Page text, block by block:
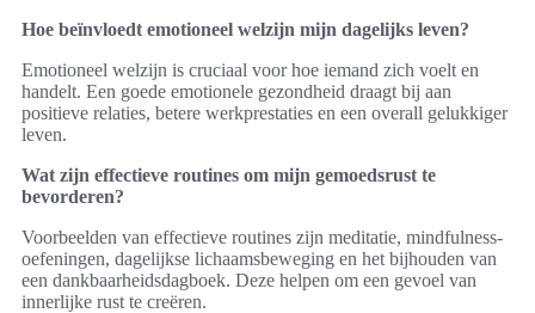
Hoe beïnvloedt emotioneel welzijn mijn dagelijks leven?
Emotioneel welzijn is cruciaal voor hoe iemand zich voelt en
handelt. Een goede emotionele gezondheid draagt bij aan
positieve relaties, betere werkprestaties en een overall gelukkiger
leven.
Wat zijn effectieve routines om mijn gemoedsrust te
bevorderen?
Voorbeelden van effectieve routines zijn meditatie, mindfulness-
oefeningen, dagelijkse lichaamsbeweging en het bijhouden van
een dankbaarheidsdagboek. Deze helpen om een gevoel van
innerlijke rust te creëren.